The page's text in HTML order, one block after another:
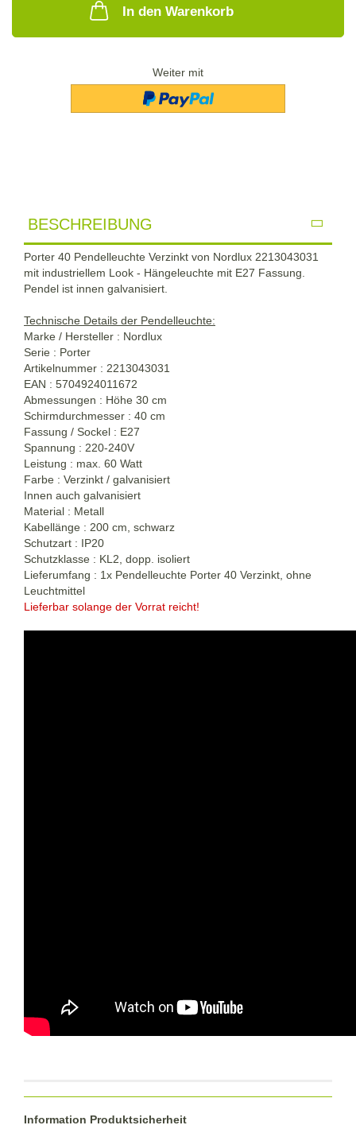
In den Warenkorb
Weiter mit
BESCHREIBUNG
Porter 40 Pendelleuchte Verzinkt von Nordlux 2213043031
mit industriellem Look - Hängeleuchte mit E27 Fassung.
Pendel ist innen galvanisiert.
Technische Details der Pendelleuchte:
Marke / Hersteller : Nordlux
Serie : Porter
Artikelnummer : 2213043031
EAN : 5704924011672
Abmessungen : Höhe 30 cm
Schirmdurchmesser : 40 cm
Fassung / Sockel : E27
Spannung : 220-240V
Leistung : max. 60 Watt
Farbe : Verzinkt / galvanisiert
Innen auch galvanisiert
Material : Metall
Kabellänge : 200 cm, schwarz
Schutzart : IP20
Schutzklasse : KL2, dopp. isoliert
Lieferumfang : 1x Pendelleuchte Porter 40 Verzinkt, ohne
Leuchtmittel
Lieferbar solange der Vorrat reicht!
Information Produktsicherheit